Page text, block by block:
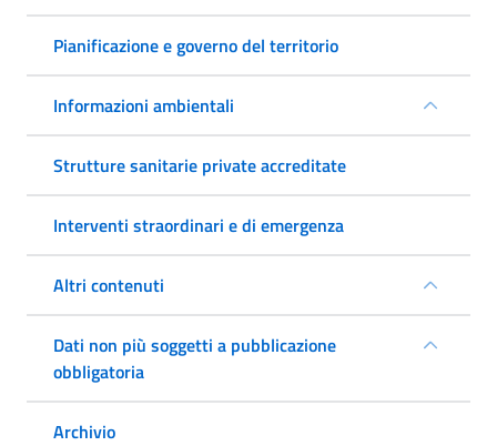
Pianificazione e governo del territorio
Informazioni ambientali
Strutture sanitarie private accreditate
Interventi straordinari e di emergenza
Altri contenuti
Dati non più soggetti a pubblicazione
obbligatoria
Archivio